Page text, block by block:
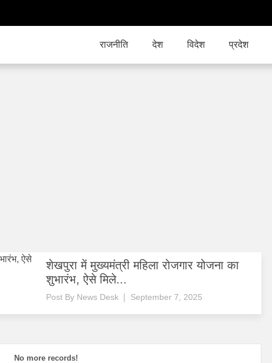
राजनीति देश विदेश प्रदेश
शेखपुरा में मुख्यमंत्री महिला रोजगार योजना का
शुभारंभ, ऐसे मिले...
Post By News Desk September 7, 2025
No more records!